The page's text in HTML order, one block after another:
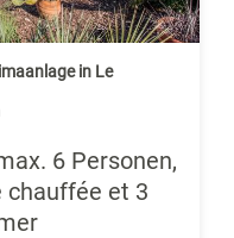
in Le
6 Personen,
chauffée et 3